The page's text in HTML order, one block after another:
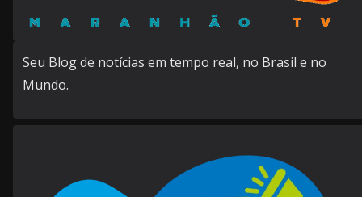
Seu Blog de notícias em tempo real, no Brasil e no
Mundo.